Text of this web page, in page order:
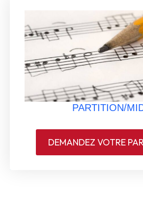
PARTITION/
DEMANDEZ VOTRE